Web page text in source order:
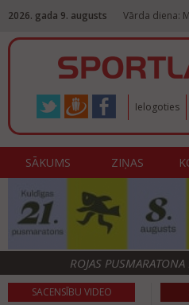
2026. gada 9. augusts Vārda diena:
Ielogoties
SĀKUMS ZIŅAS
ROJAS
SACENSĪBU VIDEO